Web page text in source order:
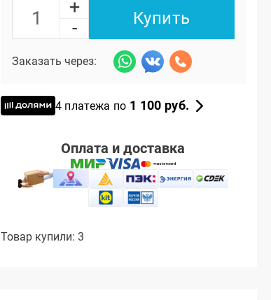
+
-
Купить
Заказать через:
4 платежа по 1 100 руб.
Оплата и доставка
Товар купили: 3